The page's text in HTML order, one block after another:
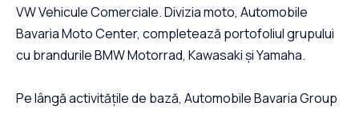
VW Vehicule Comerciale. Divizia moto, Automobile
Bavaria Moto Center, completează portofoliul grupului
cu brandurile BMW Motorrad, Kawasaki și Yamaha.
Pe lângă activitățile de bază, Automobile Bavaria Group